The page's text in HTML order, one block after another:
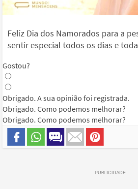
Feliz Dia dos Namorados para a
sentir especial todos os dias e
Gostou?
Obrigado. A sua opinião foi registrada.
Obrigado. Como podemos melhorar?
Obrigado. Como podemos melhorar?